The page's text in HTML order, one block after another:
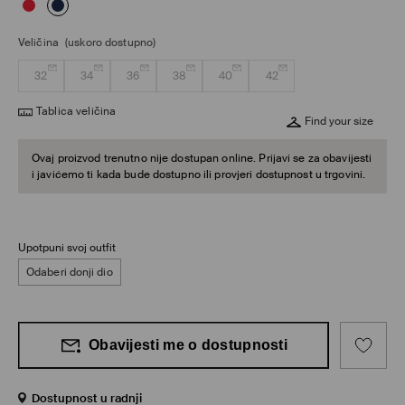
Veličina (uskoro dostupno)
32 34 36 38 40 42
Tablica veličina
Find your size
Ovaj proizvod trenutno nije dostupan online. Prijavi se za obavijesti
i javićemo ti kada bude dostupno ili provjeri dostupnost u trgovini.
Upotpuni svoj outfit
Odaberi donji dio
Obavijesti me o dostupnosti
Dostupnost u radnji